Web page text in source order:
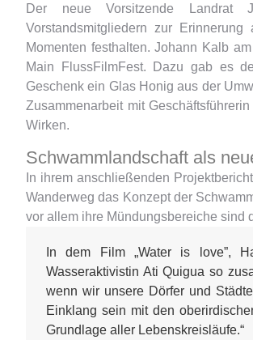
Der neue Vorsitzende Landrat
Vorstandsmitgliedern zur
Momenten festhalten. Johann Kalb
Main FlussFilmFest. Dazu gab es
Geschenk ein Glas Honig aus der
Zusammenarbeit mit
Wirken.
Schwammlandschaft als
In ihrem anschließenden
Wanderweg das Konzept der
vor allem ihre Mündungsbereiche sind
In dem Film „Water is love”,
Wasseraktivistin Ati Quigua so
wenn wir unsere Dörfer und
Einklang sein mit den
Grundlage aller Lebenskreisläufe.“